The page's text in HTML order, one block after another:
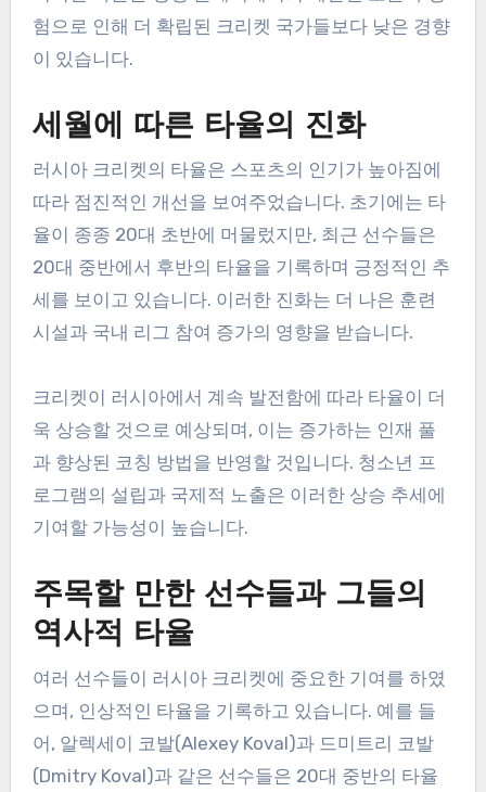
험으로 인해 더 확립된 크리켓 국가들보다 낮은 경향
이 있습니다.
세월에 따른 타율의 진화
러시아 크리켓의 타율은 스포츠의 인기가 높아짐에
따라 점진적인 개선을 보여주었습니다. 초기에는 타
율이 종종 20대 초반에 머물렀지만, 최근 선수들은
20대 중반에서 후반의 타율을 기록하며 긍정적인 추
세를 보이고 있습니다. 이러한 진화는 더 나은 훈련
시설과 국내 리그 참여 증가의 영향을 받습니다.
크리켓이 러시아에서 계속 발전함에 따라 타율이 더
욱 상승할 것으로 예상되며, 이는 증가하는 인재 풀
과 향상된 코칭 방법을 반영할 것입니다. 청소년 프
로그램의 설립과 국제적 노출은 이러한 상승 추세에
기여할 가능성이 높습니다.
주목할 만한 선수들과 그들의
역사적 타율
여러 선수들이 러시아 크리켓에 중요한 기여를 하였
으며, 인상적인 타율을 기록하고 있습니다. 예를 들
어, 알렉세이 코발(Alexey Koval)과 드미트리 코발
(Dmitry Koval)과 같은 선수들은 20대 중반의 타율